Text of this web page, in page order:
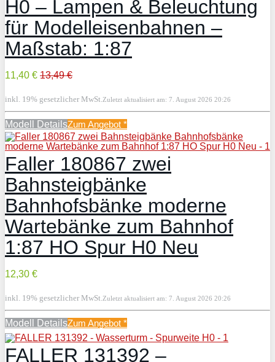
H0 – Lampen & Beleuchtung
für Modelleisenbahnen –
Maßstab: 1:87
11,40 € 13,49 €
inkl. 19% gesetzlicher MwSt. Zuletzt aktualisiert am: 7. August 2026 20:26
Modell DetailsZum Angebot *
Faller 180867 zwei
Bahnsteigbänke
Bahnhofsbänke moderne
Wartebänke zum Bahnhof
1:87 HO Spur H0 Neu
12,30 €
inkl. 19% gesetzlicher MwSt. Zuletzt aktualisiert am: 7. August 2026 20:26
Modell DetailsZum Angebot *
FALLER 131392 –